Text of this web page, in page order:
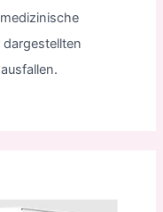
dargestellten